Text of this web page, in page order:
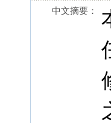
中文摘要：